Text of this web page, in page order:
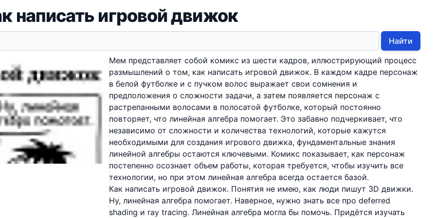
написать игровой движок
Найти
Мем представляет собой комикс из шести кадров, иллюстрирующий процесс
размышлений о том, как написать игровой движок. В каждом кадре персонаж
в белой футболке и с пучком волос выражает свои сомнения и
предположения о сложности задачи, а затем появляется персонаж с
растрепанными волосами в полосатой футболке, который постоянно
повторяет, что линейная алгебра помогает. Это забавно подчеркивает, что
независимо от сложности и количества технологий, которые кажутся
необходимыми для создания игрового движка, фундаментальные знания
линейной алгебры остаются ключевыми. Комикс показывает, как персонаж
постепенно осознает объем работы, которая требуется, чтобы изучить все
технологии, но при этом линейная алгебра всегда остается базой.
Как написать игровой движок. Понятия не имею, как люди пишут 3D движки.
Ну, линейная алгебра помогает. Наверное, нужно знать все про deferred
shading и ray tracing. Линейная алгебра могла бы помочь. Придётся изучать